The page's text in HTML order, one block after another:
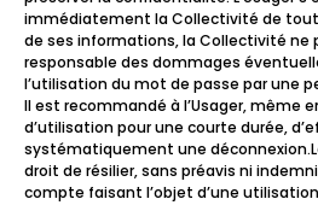
immédiatement la Collectivité de
de ses informations, la Collectivité ne
responsable des dommages
l’utilisation du mot de passe par une
Il est recommandé à l’Usager, même
d’utilisation pour une courte durée,
systématiquement une
droit de résilier, sans préavis ni
compte faisant l’objet d’une